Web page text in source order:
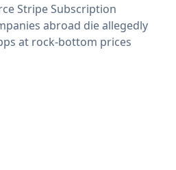
Stripe Subscription
abroad die allegedly
at rock-bottom prices